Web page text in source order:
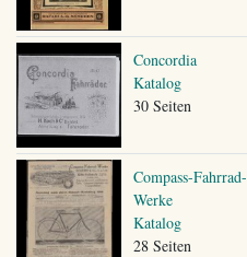
Concordia
Katalog
30 Seiten
Compass-Fahrrad-
Werke
Katalog
28 Seiten